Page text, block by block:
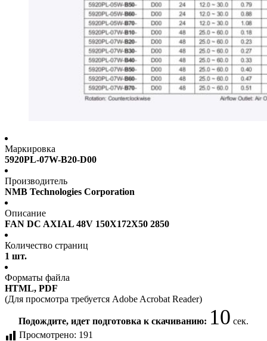
Маркировка
5920PL-07W-B20-D00
Производитель
NMB Technologies Corporation
Описание
FAN DC AXIAL 48V 150X172X50 2850
Количество страниц
1 шт.
Форматы файла
HTML, PDF
(Для просмотра требуется Adobe Acrobat Reader)
Подождите, идет подготовка к скачиванию: 10 сек.
Просмотрено: 191